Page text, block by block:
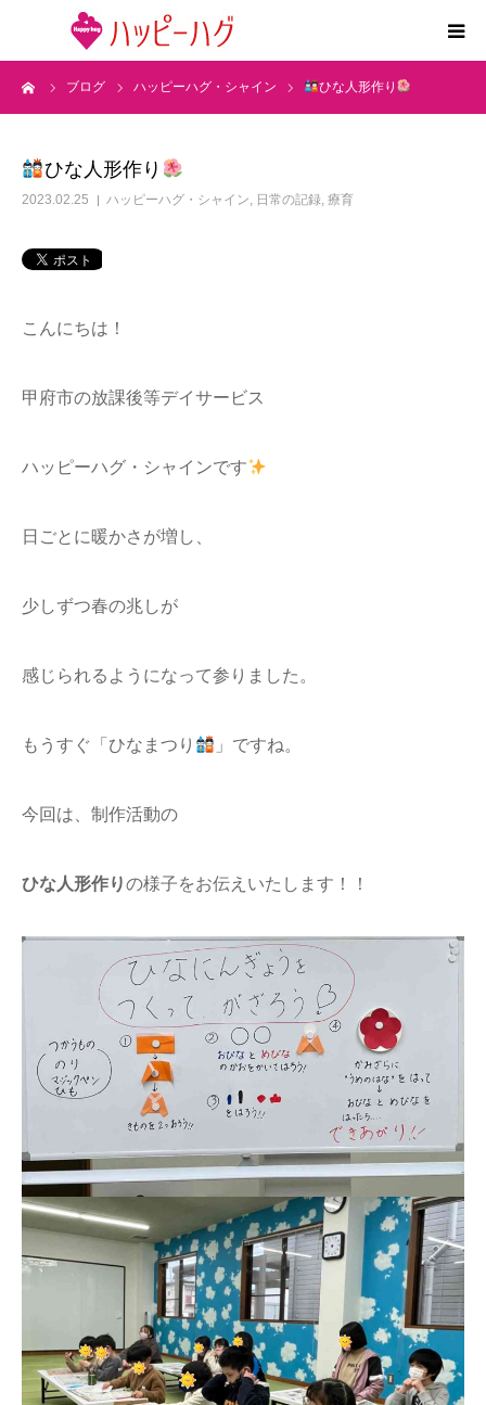
ブログ ハッピーハグ・シャイン ひな人形作り
ひな人形作り
2023.02.25 ハッピーハグ・シャイン, 日常の記録, 療育
こんにちは！
甲府市の放課後等デイサービス
ハッピーハグ・シャインです
日ごとに暖かさが増し、
少しずつ春の兆しが
感じられるようになって参りました。
もうすぐ「ひなまつり 」ですね。
今回は、制作活動の
ひな人形作りの様子をお伝えいたします！！
2つの特徴
求人情報
運営会社